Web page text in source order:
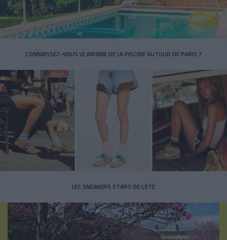
CONNAISSEZ-VOUS LE AIRBNB DE LA PISCINE AUTOUR DE PARIS ?
LES SNEAKERS STARS DE L’ÉTÉ